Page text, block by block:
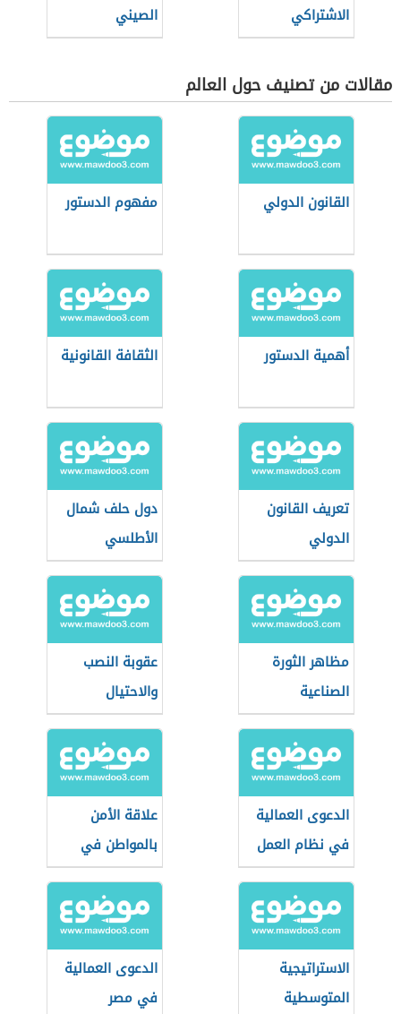
الاشتراكي
الصيني
مقالات من تصنيف حول العالم
القانون الدولي مفهوم الدستور
أهمية الدستور الثقافة القانونية
تعريف القانون
الدولي
دول حلف شمال
الأطلسي
مظاهر الثورة
الصناعية
عقوبة النصب
والاحتيال
الإلكتروني في
السعودية
الدعوى العمالية
في نظام العمل
السعودي
علاقة الأمن
بالمواطن في
بعدها الاجتماعي
الاستراتيجية
المتوسطية
الدعوى العمالية
في مصر